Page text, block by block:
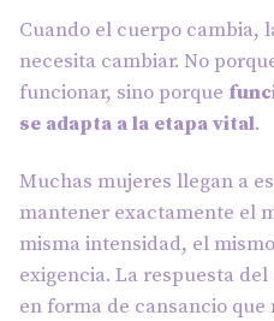
Cuando el cuerpo cambia,
necesita cambiar. No
funcionar, sino porque
se adapta a la etapa vital.
Muchas mujeres llegan a
mantener exactamente el
misma intensidad, el
exigencia. La respuesta
en forma de cansancio